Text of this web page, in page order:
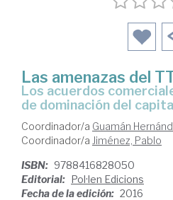
Las amenazas del
los acuerdos comerciales como estrategia
de dominación del
Coordinador/a Guamán
Coordinador/a Jiménez, Pablo
ISBN: 9788416828050
Editorial: Pol·len Edicions
Fecha de la edición: 2016